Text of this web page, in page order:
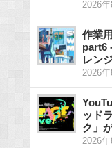
2026
作業
part6
レン
2026
ッド
ク」
2026